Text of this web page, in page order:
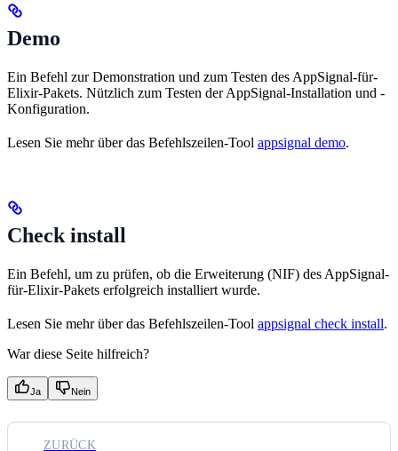
Demo
Ein Befehl zur Demonstration und zum Testen des AppSignal-für-
Elixir-Pakets. Nützlich zum Testen der AppSignal-Installation und -
Konfiguration.
Lesen Sie mehr über das Befehlszeilen-Tool appsignal demo.
Check install
Ein Befehl, um zu prüfen, ob die Erweiterung (NIF) des AppSignal-
für-Elixir-Pakets erfolgreich installiert wurde.
Lesen Sie mehr über das Befehlszeilen-Tool appsignal check install.
War diese Seite hilfreich?
Ja Nein
ZURÜCK